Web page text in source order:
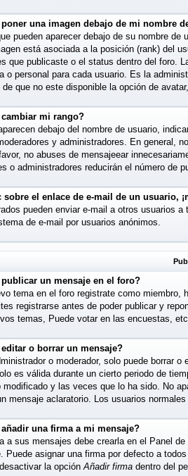
una imagen debajo de mi nombre
pueden aparecer debajo de su nombre
está asociada a la posición (rank) del
que publicaste o el status dentro del foro.
o personal para cada usuario. Es la
que no este disponible la opción de
mi rango?
debajo del nombre de usuario,
y administradores. En general,
no abuses de mensajeear
o administradores reducirán el número de
el enlace de e-mail de un usuario,
pueden enviar e-mail a otros usuarios
de e-mail por usuarios anónimos.
un mensaje en el foro?
tema en el foro registrate como
registrarse antes de poder publicar y
temas, Puede votar en las encuestas,
o borrar un mensaje?
o moderador, solo puede borrar
es válida durante un cierto periodo de
modificado y las veces que lo ha sido. No
mensaje aclaratorio. Los usuarios
una firma a mi mensaje?
a sus mensajes debe crearla en el Panel
Puede asignar una firma por defecto a
la opciónAñadir firma dentro del